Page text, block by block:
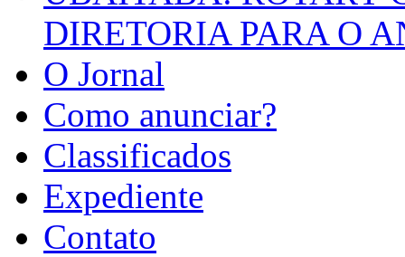
DIRETORIA PARA O
O Jornal
Como anunciar?
Classificados
Expediente
Contato